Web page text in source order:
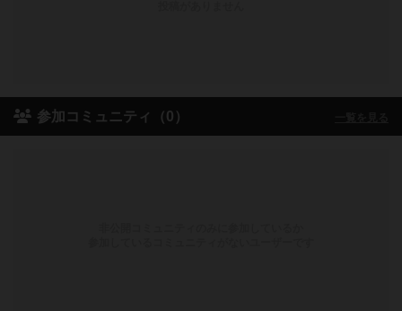
参加コミュニティ（0）